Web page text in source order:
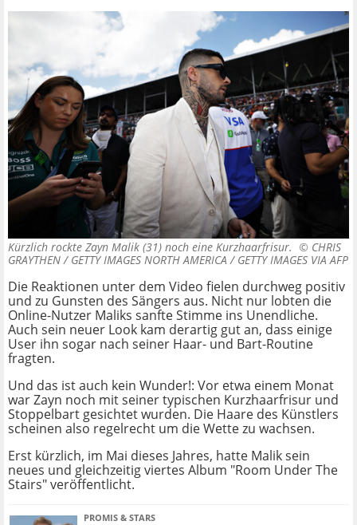
Kürzlich rockte Zayn Malik (31) noch eine Kurzhaarfrisur. © CHRIS
GRAYTHEN / GETTY IMAGES NORTH AMERICA / GETTY IMAGES VIA AFP
Die Reaktionen unter dem Video fielen durchweg positiv
und zu Gunsten des Sängers aus. Nicht nur lobten die
Online-Nutzer Maliks sanfte Stimme ins Unendliche.
Auch sein neuer Look kam derartig gut an, dass einige
User ihn sogar nach seiner Haar- und Bart-Routine
fragten.
Und das ist auch kein Wunder!: Vor etwa einem Monat
war Zayn noch mit seiner typischen Kurzhaarfrisur und
Stoppelbart gesichtet wurden. Die Haare des Künstlers
scheinen also regelrecht um die Wette zu wachsen.
Erst kürzlich, im Mai dieses Jahres, hatte Malik sein
neues und gleichzeitig viertes Album "Room Under The
Stairs" veröffentlicht.
PROMIS & STARS